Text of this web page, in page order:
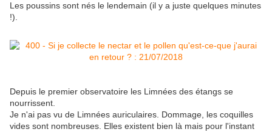
Les poussins sont nés le lendemain (il y a juste quelques minutes
!).
Depuis le premier observatoire les Limnées des étangs se
nourrissent.
Je n'ai pas vu de Limnées auriculaires. Dommage, les coquilles
vides sont nombreuses. Elles existent bien là mais pour l'instant